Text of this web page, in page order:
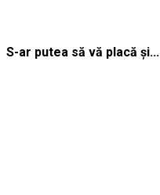
S-ar putea să vă placă și...